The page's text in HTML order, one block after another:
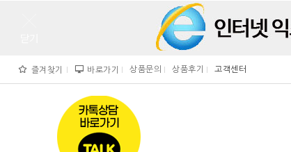
즐겨찾기 바로가기 상품문의 상품후기 고객센터